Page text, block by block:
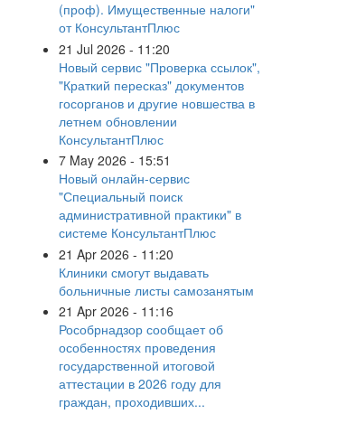
(проф). Имущественные налоги"
от КонсультантПлюс
21 Jul 2026 - 11:20
Новый сервис "Проверка ссылок",
"Краткий пересказ" документов
госорганов и другие новшества в
летнем обновлении
КонсультантПлюс
7 May 2026 - 15:51
Новый онлайн-сервис
"Специальный поиск
административной практики" в
системе КонсультантПлюс
21 Apr 2026 - 11:20
Клиники смогут выдавать
больничные листы самозанятым
21 Apr 2026 - 11:16
Рособрнадзор сообщает об
особенностях проведения
государственной итоговой
аттестации в 2026 году для
граждан, проходивших...